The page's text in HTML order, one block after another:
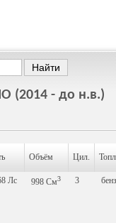
(2014 - до н.в.)
Объём Цил.
Лс 998 См3 3